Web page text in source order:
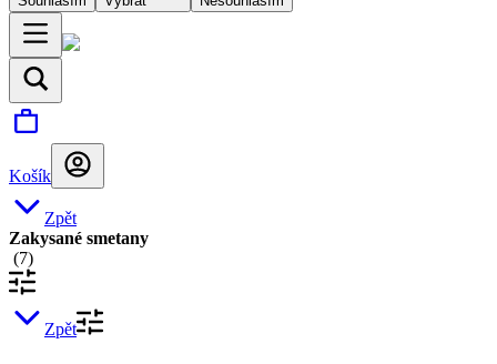
Košík
Zpět
Zakysané smetany
(7)
Zpět